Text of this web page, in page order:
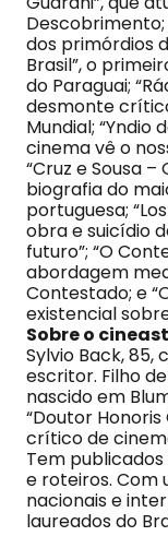
Descobrimento;
dos primórdios
Brasil”, o
do Paraguai;
desmonte
Mundial; “Yndio
cinema vê o
“Cruz e Sousa
biografia do
portuguesa;
obra e suicídio
futuro”; “O
abordagem
Contestado; e
existencial
Sobre o
Sylvio Back,
escritor. Filho
nascido em
“Doutor Honoris
crítico de
Tem publicados
e roteiros. Com
nacionais e
laureados do